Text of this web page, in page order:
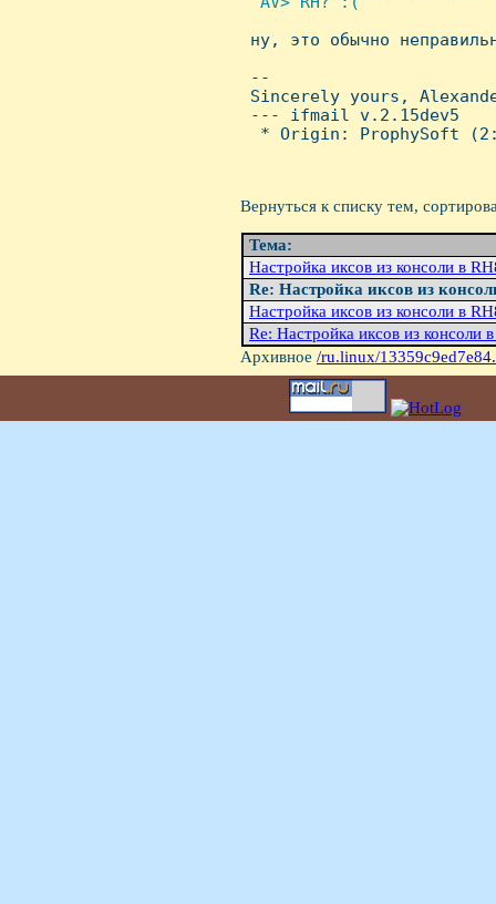
ну, это обычно
--
Sincerely yours,
--- ifmail v.2.15dev5
* Origin: ProphySoft
Вернуться к списку тем,
Тема:
Hастройка иксов из консоли в
Re: Hастройка иксов из
Hастройка иксов из консоли в
Re: Hастройка иксов из консоли
Архивное /ru.linux/